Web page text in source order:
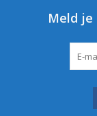
Meld je